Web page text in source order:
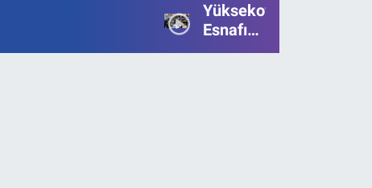
Bilgi
Yarışmasının
Birincisi
Yüksekova
Esnafı
Bayrama